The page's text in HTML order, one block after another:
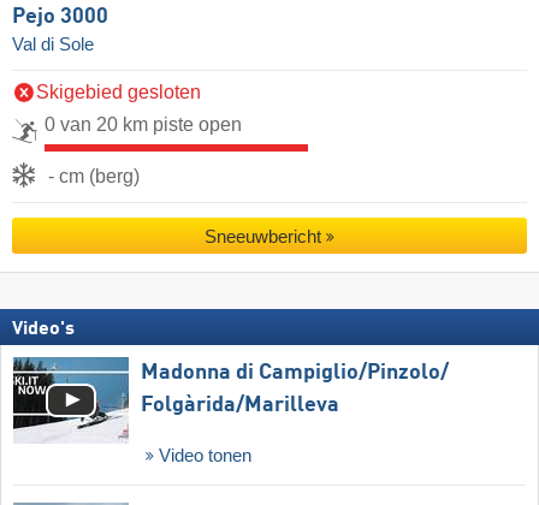
Pejo 3000
Val di Sole
Skigebied gesloten
0 van 20 km piste open
- cm (berg)
Sneeuwbericht
Video's
Madonna di Campiglio/​Pinzolo/​
Folgàrida/​Marilleva
Video tonen